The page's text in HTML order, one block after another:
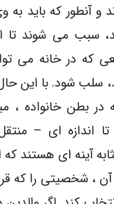
و آنطور که باید به
سبب می شوند تا
که در خانه می
سلب شود. با این
بطن خانواده ،
اندازه ای –
آینه ای هستند
آن ، شخصیتی را که